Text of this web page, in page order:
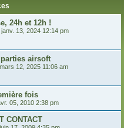
24h et 12h !
13, 2024 12:14 pm
airsoft
12, 2025 11:06 am
fois
05, 2010 2:38 pm
CONTACT